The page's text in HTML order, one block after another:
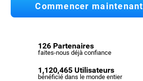
Commencer maintenant
126 Partenaires
faites-nous déjà confiance
1,120,465 Utilisateurs
bénéficié dans le monde entier